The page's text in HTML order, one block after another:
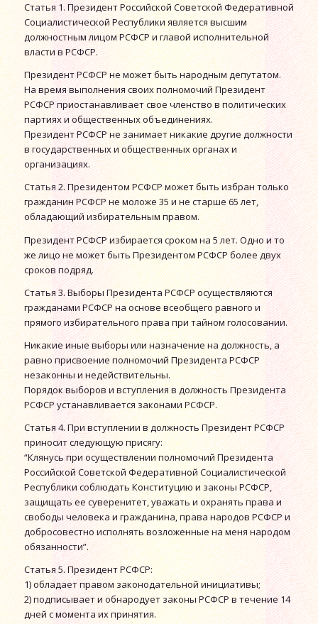
Статья 1. Президент Российской Советской Федеративной
Социалистической Республики является высшим
должностным лицом РСФСР и главой исполнительной
власти в РСФСР.
Президент РСФСР не может быть народным депутатом.
На время выполнения своих полномочий Президент
РСФСР приостанавливает свое членство в политических
партиях и общественных объединениях.
Президент РСФСР не занимает никакие другие должности
в государственных и общественных органах и
организациях.
Статья 2. Президентом РСФСР может быть избран только
гражданин РСФСР не моложе 35 и не старше 65 лет,
обладающий избирательным правом.
Президент РСФСР избирается сроком на 5 лет. Одно и то
же лицо не может быть Президентом РСФСР более двух
сроков подряд.
Статья 3. Выборы Президента РСФСР осуществляются
гражданами РСФСР на основе всеобщего равного и
прямого избирательного права при тайном голосовании.
Никакие иные выборы или назначение на должность, а
равно присвоение полномочий Президента РСФСР
незаконны и недействительны.
Порядок выборов и вступления в должность Президента
РСФСР устанавливается законами РСФСР.
Статья 4. При вступлении в должность Президент РСФСР
приносит следующую присягу:
“Клянусь при осуществлении полномочий Президента
Российской Советской Федеративной Социалистической
Республики соблюдать Конституцию и законы РСФСР,
защищать ее суверенитет, уважать и охранять права и
свободы человека и гражданина, права народов РСФСР и
добросовестно исполнять возложенные на меня народом
обязанности”.
Статья 5. Президент РСФСР:
1) обладает правом законодательной инициативы;
2) подписывает и обнародует законы РСФСР в течение 14
дней с момента их принятия.